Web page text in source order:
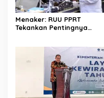
Menaker: RUU PPRT
Tekankan Pentingnya